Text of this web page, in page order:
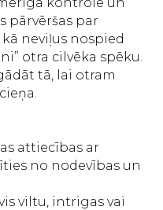
pārvēršas par
neviļus nospied
otra cilvēka spēku.
tā, lai otram
attiecības ar
no nodevības un
viltu, intrigas vai